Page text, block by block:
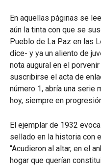
En aquellas páginas se
aún la tinta con que se
Pueblo de La Paz en las
dice- y ya un aliento de
nota augural en el
suscribirse el acta de
número 1, abría una serie
hoy, siempre en
El ejemplar de 1932
sellado en la historia con
“Acudieron al altar, en el
hogar que querían